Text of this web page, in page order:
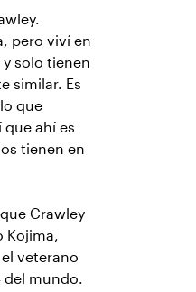
pero viví en
solo tienen
similar. Es
que
que ahí es
tienen en
Crawley
Kojima,
veterano
del mundo.